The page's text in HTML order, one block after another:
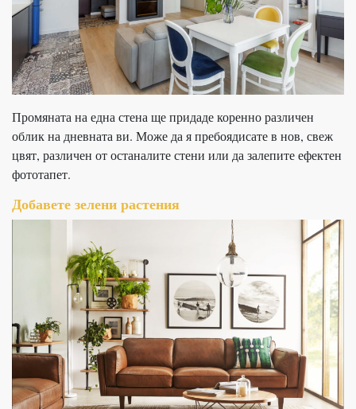
Промяната на една стена ще придаде коренно различен
облик на дневната ви. Може да я пребоядисате в нов, свеж
цвят, различен от останалите стени или да залепите ефектен
фототапет.
Добавете зелени растения